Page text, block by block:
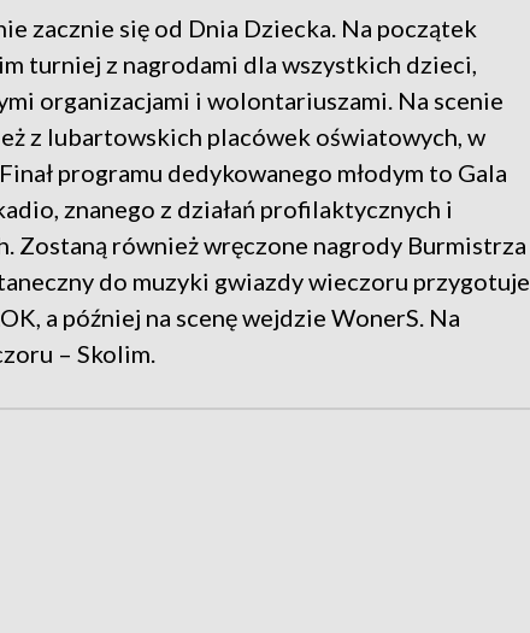
zacznie się od Dnia Dziecka. Na początek
turniej z nagrodami dla wszystkich dzieci,
organizacjami i wolontariuszami. Na scenie
z lubartowskich placówek oświatowych, w
programu dedykowanego młodym to Gala
znanego z działań profilaktycznych i
Zostaną również wręczone nagrody Burmistrza
do muzyki gwiazdy wieczoru przygotuje
a później na scenę wejdzie WonerS. Na
– Skolim.